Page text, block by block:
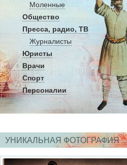
Моленные
Общество
Пресса, радио, ТВ
Журналисты
Юристы
Врачи
Спорт
Персоналии
УНИКАЛЬНАЯ ФОТОГРАФИЯ